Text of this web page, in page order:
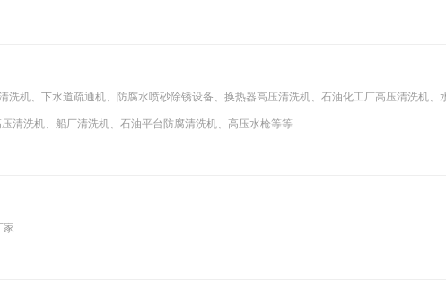
洗机、下水道疏通机、防腐水喷砂除锈设备、换热器高压清洗机、石油化工厂高压清洗机、
清洗机、船厂清洗机、石油平台防腐清洗机、高压水枪等等
家